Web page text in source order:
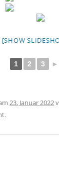
[SHOW
1 2 3 ►
23. Januar 2022